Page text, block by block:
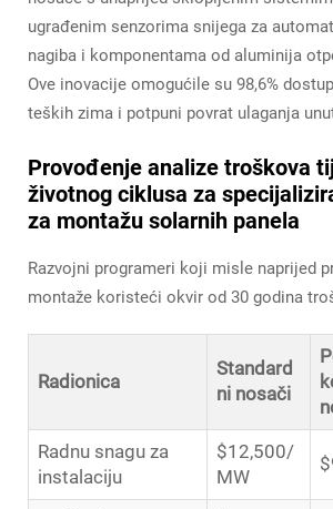
ugrađenim senzorima snijega za
nagiba i komponentama od aluminija
Ove inovacije omogućile su 98,6%
teških zima i potpuni povrat ulaganja
Provođenje analize troškova
životnog ciklusa za
za montažu solarnih panela
Razvojni programeri koji misle naprijed
montaže koristeći okvir od 30 godina
Radionica
Standard
ni nosači
Radnu snagu za
instalaciju
$12,500/
MW